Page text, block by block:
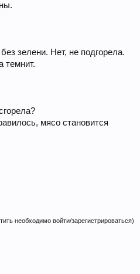
зелени. Нет, не подгорела.
темнит.
мясо становится
необходимо войти/зарегистрироваться)